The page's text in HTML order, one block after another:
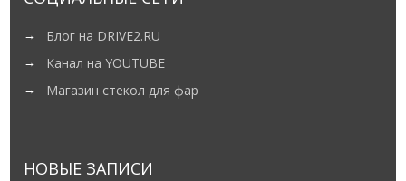
Блог на DRIVE2.RU
Канал на YOUTUBE
Магазин стекол для фар
НОВЫЕ ЗАПИСИ